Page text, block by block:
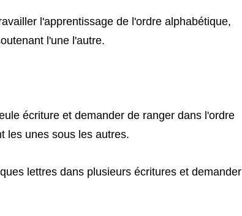
l'apprentissage de l'ordre alphabétique,
l'une l'autre.
écriture et demander de ranger dans l'ordre
les unes sous les autres.
lettres dans plusieurs écritures et demander